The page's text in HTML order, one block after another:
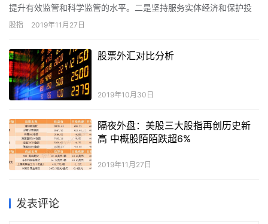
提升有效监管和科学监管的水平。二是坚持服务实体经济和保护投
资者合法权益的根本方向。三是打造规范、透明、开放、有活力、
股指 2019年11月27日
股票外汇对比分析
2019年10月30日
隔夜外盘：美股三大股指再创历史新
高 中概股陌陌跌超6%
2019年11月27日
发表评论